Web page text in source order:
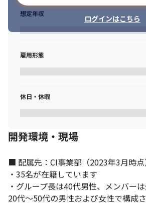
＜期待する活躍＞
・開発フェーズにおける複数スキルの活用
・メンバーマネジメントや要件定義などの
・業務を通して専門性を磨きながら、お互
・拡大期にある事業をドライブしていける
■ この仕事の魅力・面白み
成引き渡しに加え、その後の安定運用まで
することが出来ます（2023年3月時点）。
・開発体制としても、人員の多くがLTS社
開発体制で取り組んで頂くことが可能です。
・当社で請け負う案件は開発言語や業種な
言語に携われ、スキルアップを目指せます
・当社の開発部門は、組織として若いフェ
まりごとが少ないため、自分たちで組織を
・一人ひとりの要望を吸い上げてチャレン
徴で、社歴や業務経験に関わらず、チャレ
ログインはこちら
想定年収
雇用形態
休日・休暇
開発環境・現場
■ 配属先：CI事業部（2023年3月時点
・35名が在籍しています
・グループ長は40代男性、メンバー
20代～50代の男性および女性で構成